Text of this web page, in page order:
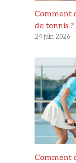
Comment
de tennis ?
24 juin 2026
Comment